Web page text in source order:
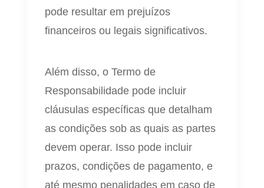
pode resultar em prejuízos
financeiros ou legais significativos.
Além disso, o Termo de
Responsabilidade pode incluir
cláusulas específicas que detalham
as condições sob as quais as partes
devem operar. Isso pode incluir
prazos, condições de pagamento, e
até mesmo penalidades em caso de